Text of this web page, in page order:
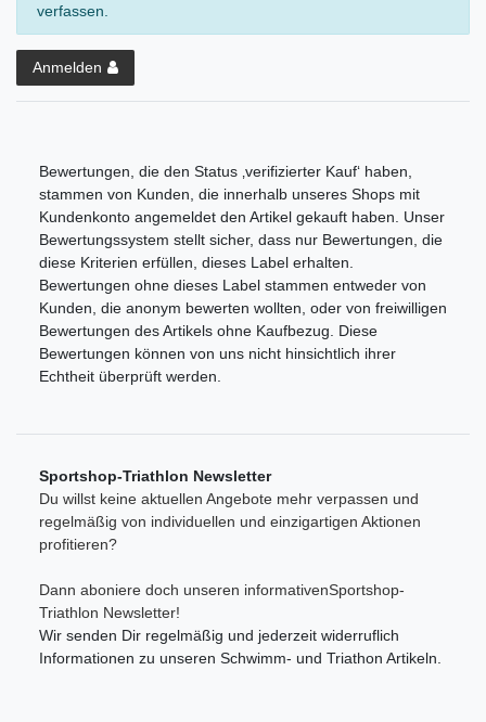
verfassen.
Anmelden
Bewertungen, die den Status ‚verifizierter Kauf‘ haben,
stammen von Kunden, die innerhalb unseres Shops mit
Kundenkonto angemeldet den Artikel gekauft haben. Unser
Bewertungssystem stellt sicher, dass nur Bewertungen, die
diese Kriterien erfüllen, dieses Label erhalten.
Bewertungen ohne dieses Label stammen entweder von
Kunden, die anonym bewerten wollten, oder von freiwilligen
Bewertungen des Artikels ohne Kaufbezug. Diese
Bewertungen können von uns nicht hinsichtlich ihrer
Echtheit überprüft werden.
Sportshop-Triathlon Newsletter
Du willst keine aktuellen Angebote mehr verpassen und
regelmäßig von individuellen und einzigartigen Aktionen
profitieren?
Dann aboniere doch unseren informativenSportshop-
Triathlon Newsletter!
Wir senden Dir regelmäßig und jederzeit widerruflich
Informationen zu unseren Schwimm- und Triathon Artikeln.